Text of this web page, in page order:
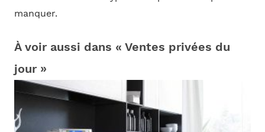
manquer.
À voir aussi dans « Ventes privées du
jour »